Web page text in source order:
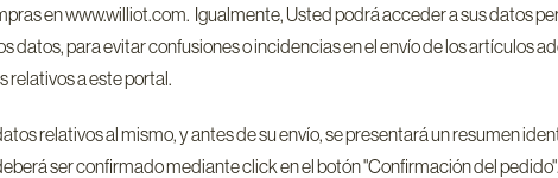
en www.williot.com. Igualmente, Usted podrá acceder a sus datos
para evitar confusiones o incidencias en el envío de los artículos
relativos a este portal.
relativos al mismo, y antes de su envío, se presentará un resumen
ser confirmado mediante click en el botón "Confirmación del pedido".